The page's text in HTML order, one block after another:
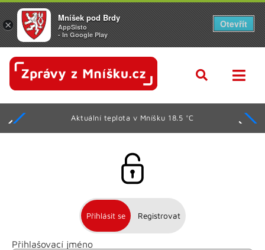
Aktuální teplota v Mníšku 18.5 °C
Přihlásit se Registrovat
Přihlašovací jméno
Jméno
×
Mníšek pod Brdy
AppSisto
- In Google Play
Otevřít